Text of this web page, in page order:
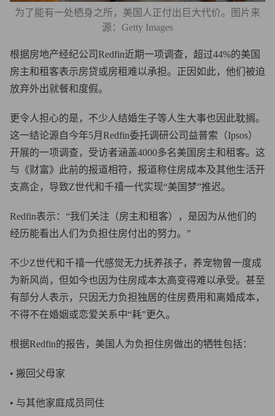
为了能有一处栖身之所，美国人正付出巨大代价。图片来
源：Getty Images
根据房地产经纪公司Redfin近期一项调查，超过44%的美国
房主和租客表示房贷或房租难以承担。正因如此，他们被迫
放弃外出就餐和度假。
更令人担心的是，不少人结婚生子等人生大事也因此耽搁。
这一结论源自今年5月Redfin委托调研公司益普索（Ipsos）
开展的一项调查，受访者涵盖4000多名美国房主和租客。这
与《财富》此前的报道相符，报道称住房成本及其他生活开
支高企，导致Z世代和千禧一代实现“美国梦”推迟。
Redfin表示：“我们关注（房主和租客），是因为从他们的
经历能看出人们为负担住房付出的努力。”
不少Z世代和千禧一代感觉无力抚养孩子，养宠物曾一度成
为新风尚，但如今也因为住房成本太高变得难以承受。甚至
有部分人表示，只因无力负担独居的住房费用和离婚成本，
不得不在婚姻或恋爱关系中“耗”更久。
根据Redfin的报告，美国人为负担住房做出的牺牲包括：
• 搬回父母家
• 与其他家庭成员同住